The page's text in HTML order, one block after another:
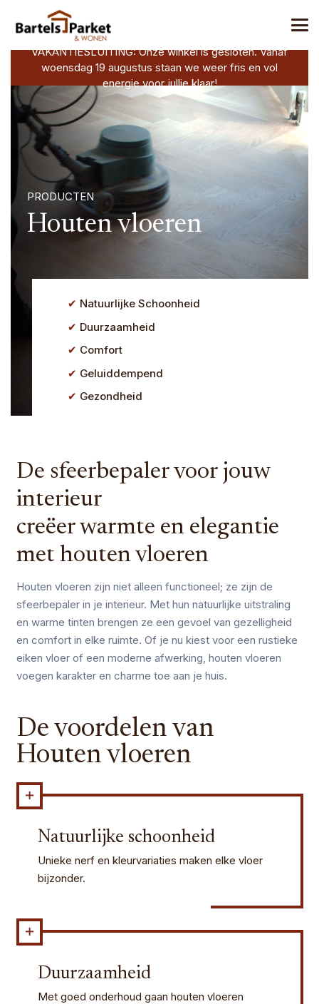
VAKANTIESLUITING: Onze winkel is gesloten. Vanaf
woensdag 19 augustus staan we weer fris en vol
energie voor jullie klaar!
PRODUCTEN
Houten vloeren
Natuurlijke Schoonheid
Duurzaamheid
Comfort
Geluiddempend
Gezondheid
De sfeerbepaler voor jouw
interieur
creëer warmte en elegantie
met houten vloeren
Houten vloeren zijn niet alleen functioneel; ze zijn de
sfeerbepaler in je interieur. Met hun natuurlijke uitstraling
en warme tinten brengen ze een gevoel van gezelligheid
en comfort in elke ruimte. Of je nu kiest voor een rustieke
eiken vloer of een moderne afwerking, houten vloeren
voegen karakter en charme toe aan je huis.
De voordelen van
Houten vloeren
Natuurlijke schoonheid
Unieke nerf en kleurvariaties maken elke vloer
bijzonder.
Duurzaamheid
Met goed onderhoud gaan houten vloeren